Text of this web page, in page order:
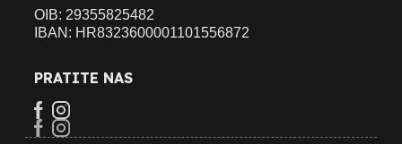
OIB: 29355825482
IBAN: HR8323600001101556872
PRATITE NAS